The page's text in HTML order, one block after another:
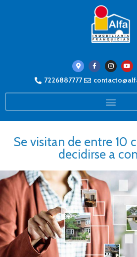
7226887777
Se visitan de entre 10
decidirse a